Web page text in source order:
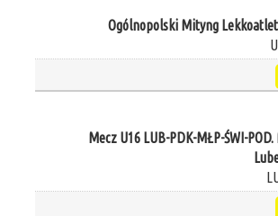
Ogólnopolski Mityng
Mecz U16 LUB-PDK-MŁP-ŚWI-